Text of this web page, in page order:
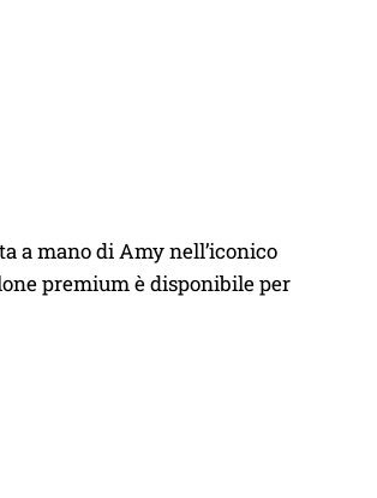
a mano di Amy nell’iconico
premium è disponibile per